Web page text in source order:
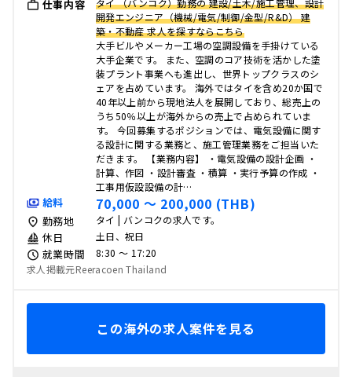
仕事内容
タイ （バンコク）勤務の 建設/土木/施工管理、設計
開発エンジニア（機械/電気/制御/金型/R&D） 建
築・不動産 求人を探すならこちら
大手ビルやメーカー工場の空調設備を手掛けている
大手企業です。 また、空調のコア技術を活かした塗
装プラント事業へも進出し、世界トップクラスのシ
ェアを占めています。 海外ではタイを含め20か国で
40年以上前から現地法人を展開しており、総売上の
うち50％以上が海外からの売上で占められていま
す。 今回募集するポジションでは、電気設備に関す
る設計に関する業務と、施工管理業務をご担当いた
だきます。 【業務内容】 ・電気設備の設計企画 ・
計算、作図 ・設計審査 ・積算 ・実行予算の作成 ・
工事用仮設設備の計…
給料 70,000 〜 200,000 (THB)
勤務地 タイ | バンコクの求人です。
休日 土日、祝日
就業時間
8:30 〜 17:20
求人掲載元Reeracoen Thailand
この海外の求人案件を見る